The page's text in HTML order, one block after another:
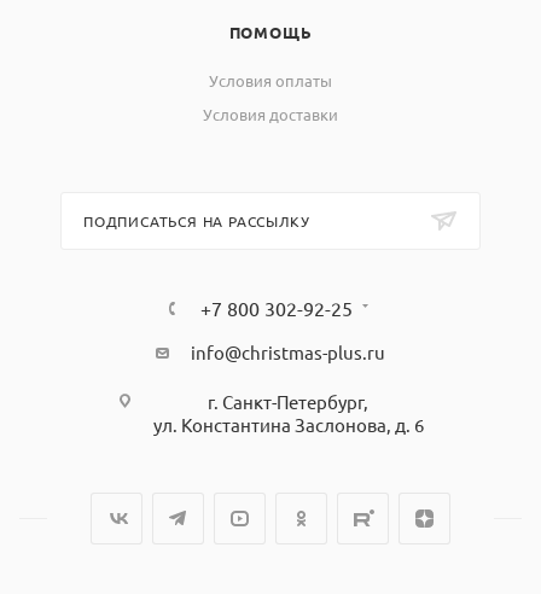
ПОМОЩЬ
Условия оплаты
Условия доставки
ПОДПИСАТЬСЯ НА РАССЫЛКУ
+7 800 302-92-25
info@christmas-plus.ru
г. Санкт-Петербург,
ул. Константина Заслонова, д. 6